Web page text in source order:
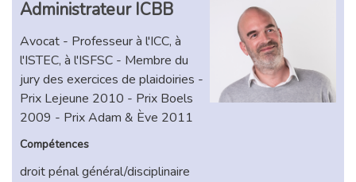
Administrateur ICBB
Avocat - Professeur à l'ICC, à
l'ISTEC, à l'ISFSC - Membre du
jury des exercices de plaidoiries -
Prix Lejeune 2010 - Prix Boels
2009 - Prix Adam & Ève 2011
Compétences
droit pénal général/disciplinaire